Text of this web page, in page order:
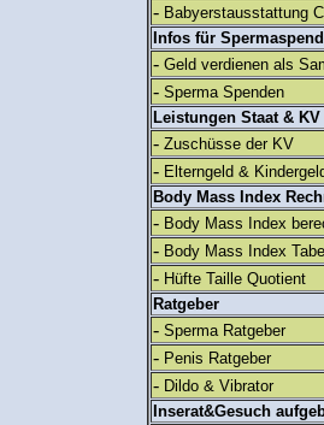
- Babyerstausstattung
Infos für
- Geld verdienen als
- Sperma Spenden
Leistungen Staat & KV
- Zuschüsse der KV
- Elterngeld &
Body Mass Index
- Body Mass Index
- Body Mass Index
- Hüfte Taille Quotient
Ratgeber
- Sperma Ratgeber
- Penis Ratgeber
- Dildo & Vibrator
Inserat&Gesuch